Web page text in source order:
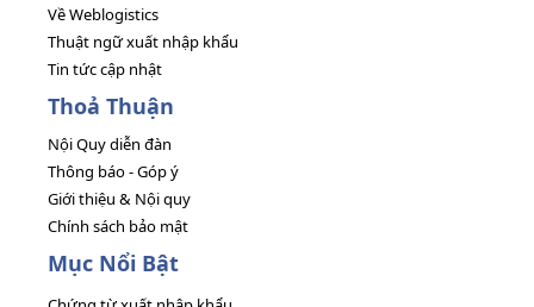
Về Weblogistics
Thuật ngữ xuất nhập khẩu
Tin tức cập nhật
Thoả Thuận
Nội Quy diễn đàn
Thông báo - Góp ý
Giới thiệu & Nội quy
Chính sách bảo mật
Mục Nổi Bật